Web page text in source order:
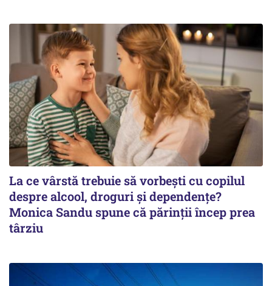
La ce vârstă trebuie să vorbești cu copilul
despre alcool, droguri și dependențe?
Monica Sandu spune că părinții încep prea
târziu